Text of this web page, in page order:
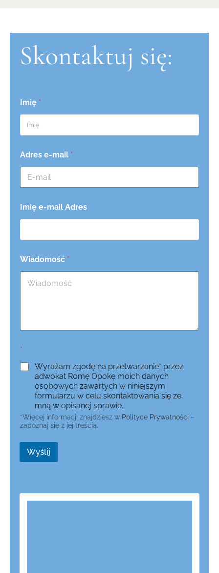
Skontaktuj się:
Imię *
Adres e-mail *
Imię e-mail Adres
Wiadomość *
*
Wyrażam zgodę na przetwarzanie* przez
adwokat Romę Opokę moich danych
osobowych zawartych w niniejszym
formularzu w celu skontaktowania się ze
mną w opisanej sprawie.
*Więcej informacji znajdziesz w Polityce Prywatności –
zapoznaj się z jej treścią.
Wyślij